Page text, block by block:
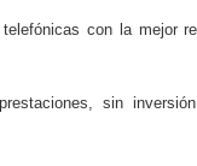
con la mejor
sin